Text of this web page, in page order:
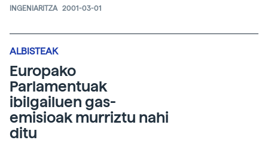
INGENIARITZA 2001-03-01
ALBISTEAK
Europako
Parlamentuak
ibilgailuen gas-
emisioak murriztu nahi
ditu